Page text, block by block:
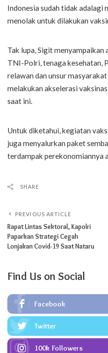
Indonesia sudah tidak adalagi
menolak untuk dilakukan
Tak lupa, Sigit menyampaikan
TNI-Polri, tenaga kesehatan,
relawan dan unsur
melakukan akselerasi
saat ini.
Untuk diketahui, kegiatan
juga menyalurkan paket
terdampak perekonomiannya
SHARE
PREVIOUS ARTICLE
Rapat Lintas Sektoral, Kapolri
Paparkan Strategi Cegah
Lonjakan Covid-19 Saat Nataru
Find Us on Social
Facebook
Twitter
100k Followers